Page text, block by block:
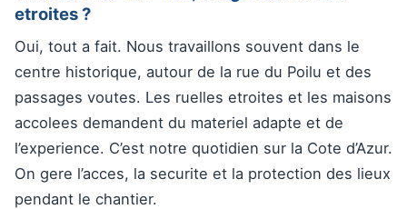
etroites ?
Oui, tout a fait. Nous travaillons souvent dans le
centre historique, autour de la rue du Poilu et des
passages voutes. Les ruelles etroites et les maisons
accolees demandent du materiel adapte et de
l’experience. C’est notre quotidien sur la Cote d’Azur.
On gere l’acces, la securite et la protection des lieux
pendant le chantier.